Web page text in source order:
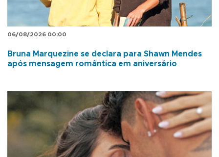
06/08/2026 00:00
Bruna Marquezine se declara para Shawn Mendes
após mensagem romântica em aniversário